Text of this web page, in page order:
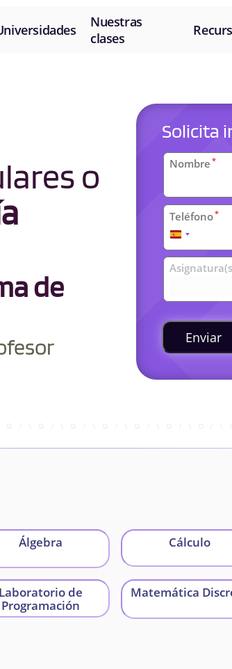
Nuestras
clases
o
de
Solicita
Datos
Nombre *
Teléfono*
España
+34
Clases
Enviar
Álgebra Cálculo
Laboratorio de
Programación
Matemática